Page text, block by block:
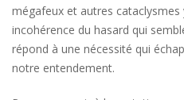
mégafeux et autres cataclysmes
incohérence du hasard qui
répond à une nécessité qui
notre entendement.